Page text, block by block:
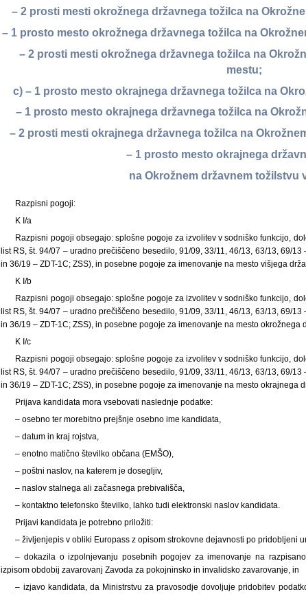
– 2 prosti mesti okrožnega državnega tožilca na
– 1 prosto mesto okrožnega državnega tožilca na
– 2 prosti mesti okrožnega državnega tožilca na
mestu;
c) – 1 prosto mesto okrajnega državnega tožilca na
– 1 prosto mesto okrajnega državnega tožilca na
– 2 prosti mesti okrajnega državnega tožilca na
– 1 prosto mesto okrajnega
na Okrožnem državnem tožilstvu
Razpisni pogoji:
K I/a
Razpisni pogoji obsegajo: splošne pogoje za izvolitev v sodniško funkcijo,
list RS, št. 94/07 – uradno prečiščeno besedilo, 91/09, 33/11, 46/13, 63/13, 69/
in 36/19 – ZDT-1C; ZSS), in posebne pogoje za imenovanje na mesto višjega
K I/b
Razpisni pogoji obsegajo: splošne pogoje za izvolitev v sodniško funkcijo,
list RS, št. 94/07 – uradno prečiščeno besedilo, 91/09, 33/11, 46/13, 63/13, 69/
in 36/19 – ZDT-1C; ZSS), in posebne pogoje za imenovanje na mesto okrožnega
K I/c
Razpisni pogoji obsegajo: splošne pogoje za izvolitev v sodniško funkcijo,
list RS, št. 94/07 – uradno prečiščeno besedilo, 91/09, 33/11, 46/13, 63/13, 69/
in 36/19 – ZDT-1C; ZSS), in posebne pogoje za imenovanje na mesto okrajnega
Prijava kandidata mora vsebovati naslednje podatke:
– osebno ter morebitno prejšnje osebno ime kandidata,
– datum in kraj rojstva,
– enotno matično številko občana (EMŠO),
– poštni naslov, na katerem je dosegljiv,
– naslov stalnega ali začasnega prebivališča,
– kontaktno telefonsko številko, lahko tudi elektronski naslov kandidata.
Prijavi kandidata je potrebno priložiti:
– življenjepis v obliki Europass z opisom strokovne dejavnosti po pridobljeni
– dokazila o izpolnjevanju posebnih pogojev za imenovanje na
izpisom obdobij zavarovanj Zavoda za pokojninsko in invalidsko zavarovanje, in
– izjavo kandidata, da Ministrstvu za pravosodje dovoljuje pridobitev